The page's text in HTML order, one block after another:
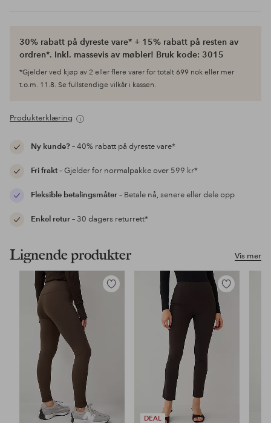
30% rabatt på dyreste vare* + 15% rabatt på resten av
ordren*. Inkl. massevis av møbler! Bruk kode: 3015
*Gjelder ved kjøp av 2 eller flere varer for totalt 699 nok eller mer
t.o.m. 11.8. Se fullstendige vilkår i kassen.
Produkterklæring
Ny kunde?– 40% rabatt på dyreste vare*
Fri frakt– Gjelder for normalpakke over 599 kr*
Fleksible betalingsmåter– Betale nå, senere eller dele opp
Enkel retur– 30 dagers returrett*
Vis mer
Lignende produkter
Legg
DEAL
Legg
til
favoritter